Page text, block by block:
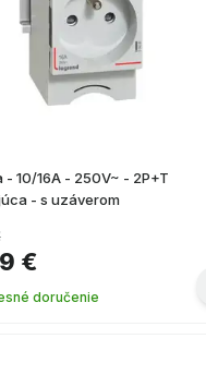
- 10/16A - 250V~ - 2P+T
- s uzáverom
€
doručenie